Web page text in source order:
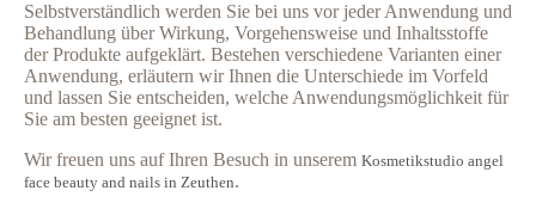
Selbstverständlich werden Sie bei uns vor jeder Anwendung und
Behandlung über Wirkung, Vorgehensweise und Inhaltsstoffe
der Produkte aufgeklärt. Bestehen verschiedene Varianten einer
Anwendung, erläutern wir Ihnen die Unterschiede im Vorfeld
und lassen Sie entscheiden, welche Anwendungsmöglichkeit für
Sie am besten geeignet ist.
Wir freuen uns auf Ihren Besuch in unserem Kosmetikstudio angel
face beauty and nails in Zeuthen.